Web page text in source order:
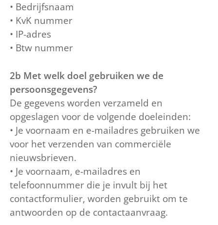
• Bedrijfsnaam
• KvK nummer
• IP-adres
• Btw nummer
2b Met welk doel gebruiken we de
persoonsgegevens?
De gegevens worden verzameld en
opgeslagen voor de volgende doeleinden:
• Je voornaam en e-mailadres gebruiken we
voor het verzenden van commerciële
nieuwsbrieven.
• Je voornaam, e-mailadres en
telefoonnummer die je invult bij het
contactformulier, worden gebruikt om te
antwoorden op de contactaanvraag.